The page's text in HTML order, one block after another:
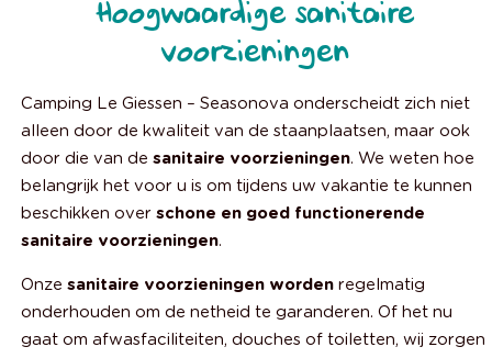
Hoogwaardige sanitaire
voorzieningen
Camping Le Giessen – Seasonova onderscheidt zich niet
alleen door de kwaliteit van de staanplaatsen, maar ook
door die van de sanitaire voorzieningen. We weten hoe
belangrijk het voor u is om tijdens uw vakantie te kunnen
beschikken overschone en goed functionerende
sanitaire voorzieningen.
Onze sanitaire voorzieningen wordenregelmatig
onderhouden om de netheid te garanderen. Of het nu
gaat om afwasfaciliteiten, douches of toiletten, wij zorgen